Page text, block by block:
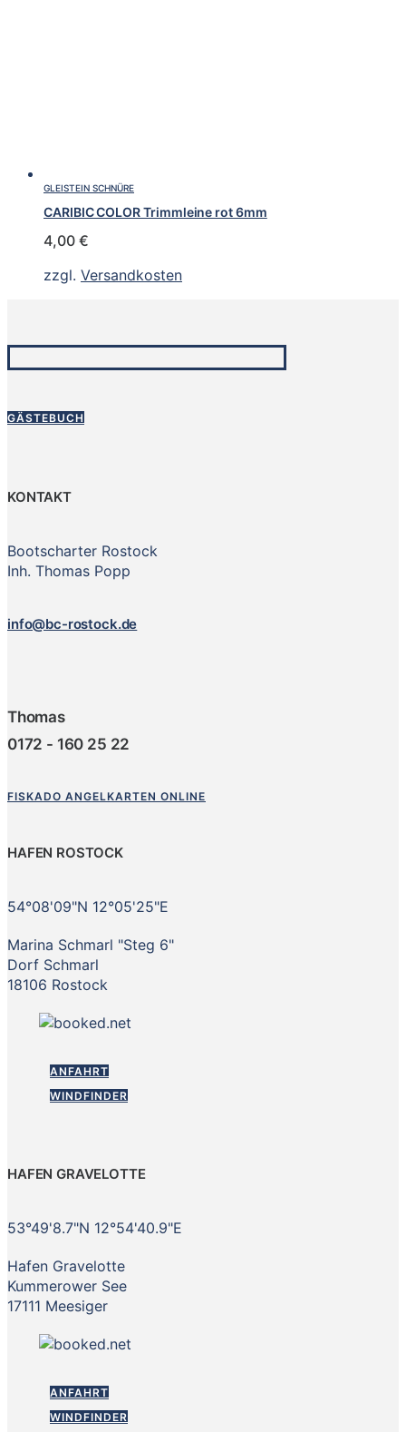
GLEISTEIN SCHNÜRE
CARIBIC COLOR Trimmleine rot 6mm
4,00 €
zzgl. Versandkosten
GÄSTEBUCH
KONTAKT
Bootscharter Rostock
Inh. Thomas Popp
info@bc-rostock.de
Thomas
0172 - 160 25 22
FISKADO ANGELKARTEN ONLINE
HAFEN ROSTOCK
54°08'09"N 12°05'25"E
Marina Schmarl "Steg 6"
Dorf Schmarl
18106 Rostock
ANFAHRT
WINDFINDER
HAFEN GRAVELOTTE
53°49'8.7"N 12°54'40.9"E
Hafen Gravelotte
Kummerower See
17111 Meesiger
ANFAHRT
WINDFINDER